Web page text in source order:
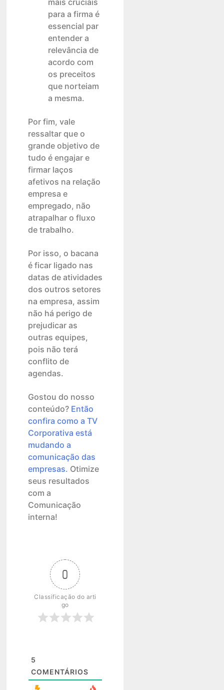
mais cruciais
para a firma é
essencial par
entender a
relevância de
acordo com
os preceitos
que norteiam
a mesma.
Por fim, vale
ressaltar que o
grande objetivo de
tudo é engajar e
firmar laços
afetivos na relação
empresa e
empregado, não
atrapalhar o fluxo
de trabalho.
Por isso, o bacana
é ficar ligado nas
datas de atividades
dos outros setores
na empresa, assim
não há perigo de
prejudicar as
outras equipes,
pois não terá
conflito de
agendas.
Gostou do nosso
conteúdo? Então
confira como a TV
Corporativa está
mudando a
comunicação das
empresas. Otimize
seus resultados
com a
Comunicação
interna!
0
Classificação do arti
go
5
COMENTÁRIOS